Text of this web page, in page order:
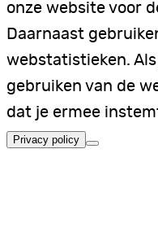
onze website voor
Daarnaast
webstatistieken.
gebruiken van de
dat je ermee
Privacy policy